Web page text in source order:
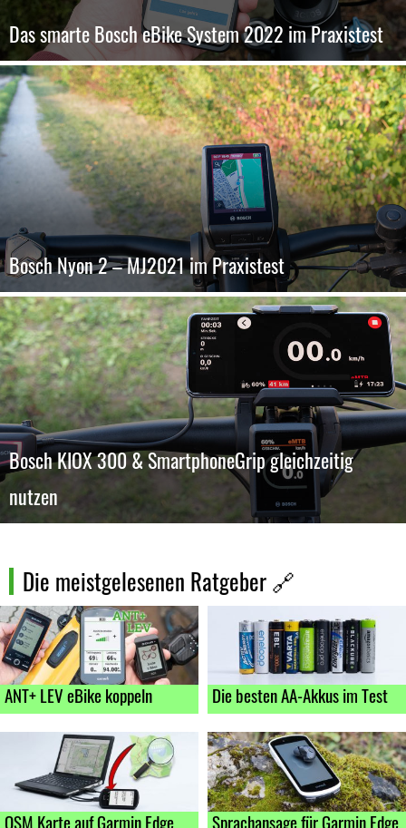
Das smarte Bosch eBike System 2022 im Praxistest
Bosch Nyon 2 – MJ2021 im Praxistest
Bosch KIOX 300 & SmartphoneGrip gleichzeitig
nutzen
Die meistgelesenen Ratgeber 🔗
ANT+ LEVeBike koppeln Die besten AA-Akkus im Test
OSM Karte auf Garmin Edge Sprachansage für Garmin Edge